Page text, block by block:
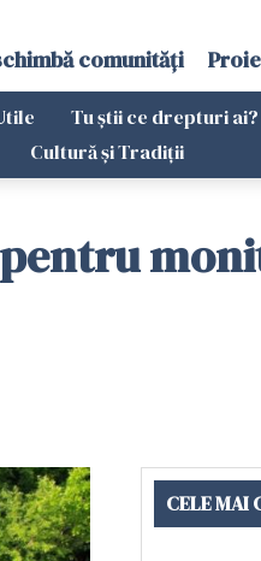
comunități
Tu știi ce drepturi ai?
Cultură și Tradiții
CELE MAI